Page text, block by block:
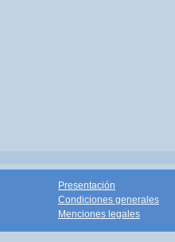
Presentación
Condiciones generales
Menciones legales